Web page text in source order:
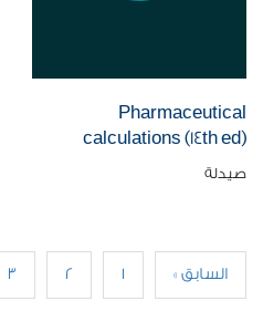
Pharmaceutical
calculations (14th ed)
صيدلة
« السابق 1
2
3